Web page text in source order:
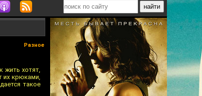
Разное
жить хотят,
их крюками,
такое